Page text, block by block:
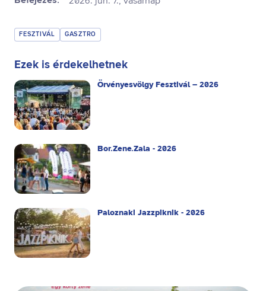
FESZTIVÁL GASZTRO
Ezek is érdekelhetnek
Örvényesvölgy Fesztivál – 2026
Bor.Zene.Zala - 2026
Paloznaki Jazzpiknik - 2026